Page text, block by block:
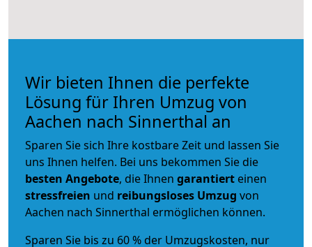
Wir bieten Ihnen die perfekte
Lösung für Ihren Umzug von
Aachen nach Sinnerthal an
Sparen Sie sich Ihre kostbare Zeit und lassen Sie
uns Ihnen helfen. Bei uns bekommen Sie die
besten Angebote, die Ihnen garantiert einen
stressfreien und reibungsloses Umzug von
Aachen nach Sinnerthal ermöglichen können.
Sparen Sie bis zu 60 % der Umzugskosten, nur